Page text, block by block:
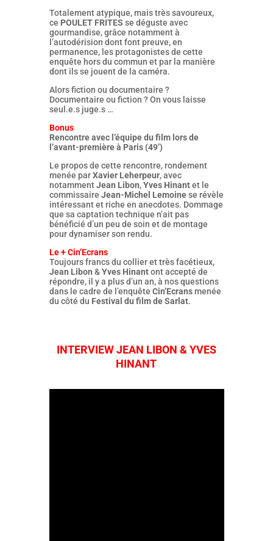
Totalement atypique, mais très savoureux,
ce POULET FRITES se déguste avec
gourmandise, grâce notamment à
l’autodérision dont font preuve, en
permanence, les protagonistes de cette
enquête hors du commun et par la manière
dont ils se jouent de la caméra.
Alors fiction ou documentaire ?
Documentaire ou fiction ? On vous laisse
seul.e.s juge.s …
Bonus
Rencontre avec l’équipe du film lors de
l’avant-première à Paris (49’)
Le propos de cette rencontre, rondement
menée parXavier Leherpeur, avec
notammentJean Libon,Yves Hinantet le
commissaire Jean-Michel Lemoinese révèle
intéressant et riche en anecdotes. Dommage
que sa captation technique n’ait pas
bénéficié d’un peu de soin et de montage
pour dynamiser son rendu.
Le + Cin’Ecrans
Toujours francs du collier et très facétieux,
Jean Libon &Yves Hinantont accepté de
répondre, il y a plus d’un an, à nos questions
dans le cadre de l’enquête Cin’Ecransmenée
du côté du Festival du film de Sarlat.
INTERVIEW JEAN LIBON & YVES
HINANT